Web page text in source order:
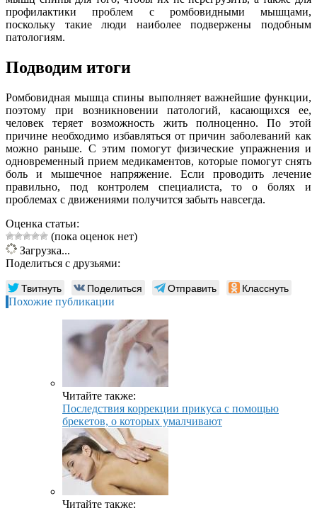
профилактики проблем с ромбовидными мышцами,
поскольку такие люди наиболее подвержены подобным
патологиям.
Подводим итоги
Ромбовидная мышца спины выполняет важнейшие функции,
поэтому при возникновении патологий, касающихся ее,
человек теряет возможность жить полноценно. По этой
причине необходимо избавляться от причин заболеваний как
можно раньше. С этим помогут физические упражнения и
одновременный прием медикаментов, которые помогут снять
боль и мышечное напряжение. Если проводить лечение
правильно, под контролем специалиста, то о болях и
проблемах с движениями получится забыть навсегда.
Оценка статьи:
(пока оценок нет)
Загрузка...
Поделиться с друзьями:
Твитнуть Поделиться Отправить Класснуть
Похожие публикации
Читайте также:
Последствия коррекции прикуса с помощью
брекетов, о которых умалчивают
Читайте также: